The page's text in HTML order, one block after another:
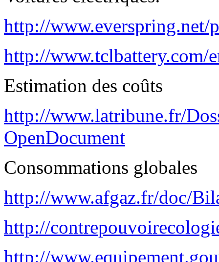
http://www.everspring.net/
http://www.tclbattery.com/
Estimation des coûts
http://www.latribune.fr/
OpenDocument
Consommations globales
http://www.afgaz.fr/doc/
http://
http://